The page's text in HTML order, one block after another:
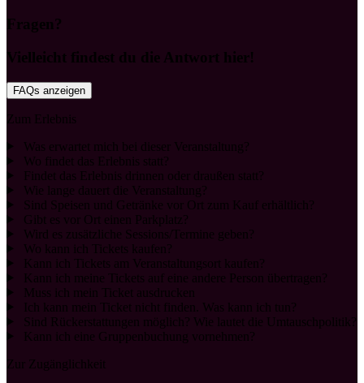
Fragen?
Vielleicht findest du die Antwort hier!
FAQs anzeigen
Zum Erlebnis
Was erwartet mich bei dieser Veranstaltung?
Wo findet das Erlebnis statt?
Findet das Erlebnis drinnen oder draußen statt?
Wie lange dauert die Veranstaltung?
Sind Speisen und Getränke vor Ort zum Kauf erhältlich?
Gibt es vor Ort einen Parkplatz?
Wird es zusätzliche Sessions/Termine geben?
Wo kann ich Tickets kaufen?
Kann ich Tickets am Veranstaltungsort kaufen?
Kann ich meine Tickets auf eine andere Person übertragen?
Muss ich mein Ticket ausdrucken
Ich kann mein Ticket nicht finden. Was kann ich tun?
Sind Rückerstattungen möglich? Wie lautet die Umtauschpolitik?
Kann ich eine Gruppenbuchung vornehmen?
Zur Zugänglichkeit